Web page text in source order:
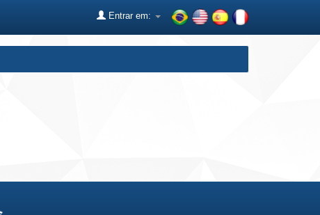
Entrar em: